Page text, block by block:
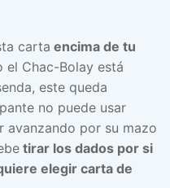
carta encima de tu
el Chac-Bolay está
este queda
no puede usar
avanzando por su mazo
tirar los dados por si
elegir carta de